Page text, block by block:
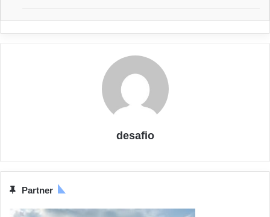
desafio
Partner